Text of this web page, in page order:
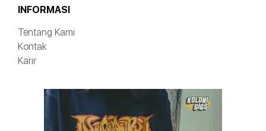
INFORMASI
Tentang Kami
Kontak
Karir